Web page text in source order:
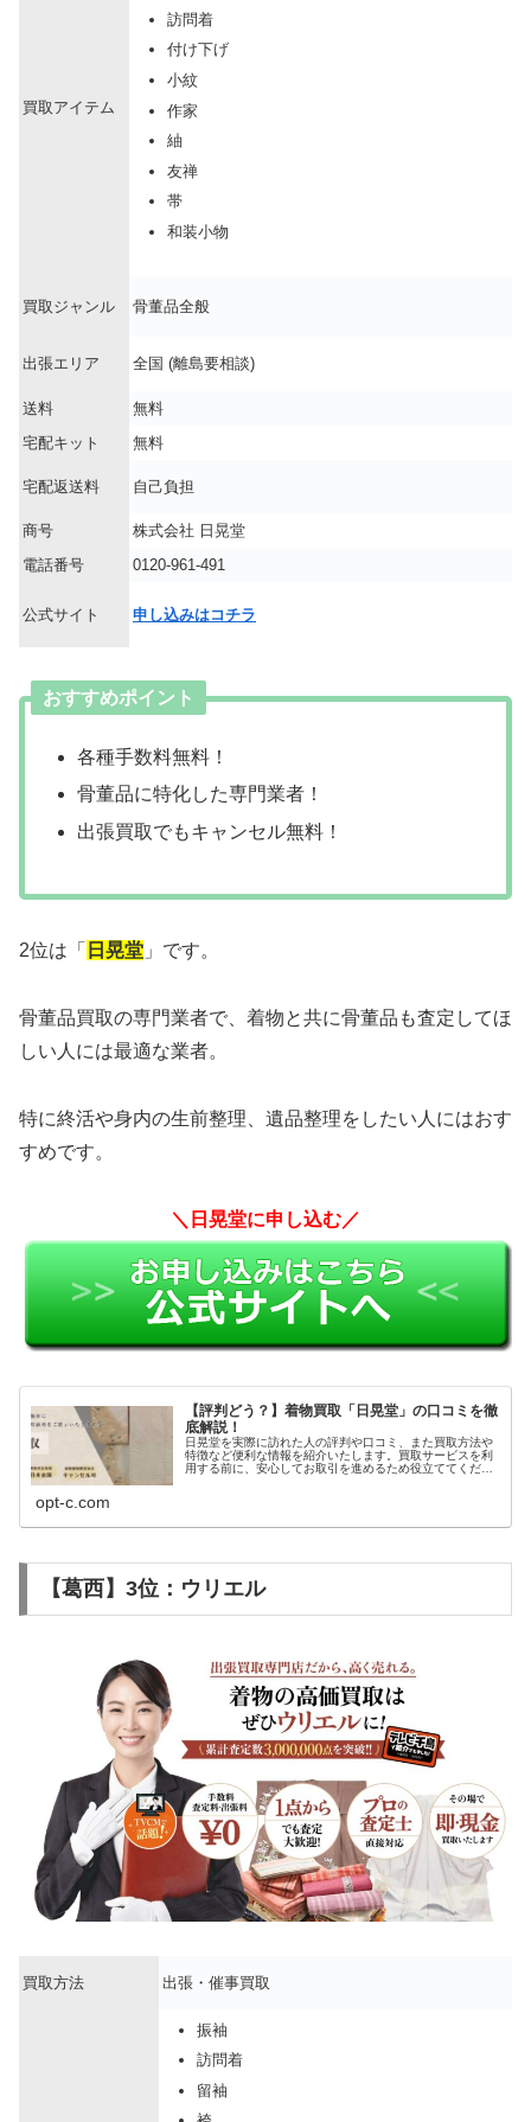
買取アイテム
訪問着
付け下げ
小紋
作家
紬
友禅
帯
和装小物
買取ジャンル 骨董品全般
出張エリア 全国 (離島要相談)
送料
無料
宅配キット
無料
宅配返送料 自己負担
商号
株式会社 日晃堂
電話番号
0120-961-491
公式サイト 申し込みはコチラ
おすすめポイント
各種手数料無料！
骨董品に特化した専門業者！
出張買取でもキャンセル無料！
2位は「 日晃堂 」です。
骨董品買取の専門業者で、着物と共に骨董品も査定してほ
しい人には最適な業者。
特に終活や身内の生前整理、遺品整理をしたい人にはおす
すめです。
＼日晃堂に申し込む／
【評判どう？】着物買取「日晃堂」の口コミを徹
底解説！
日晃堂を実際に訪れた人の評判や口コミ、また買取方法や
特徴など便利な情報を紹介いたします。買取サービスを利
用する前に、安心してお取引を進めるため役立ててくださ
opt-c.com
【葛西】3位：ウリエル
買取方法 出張・催事買取
振袖
訪問着
留袖